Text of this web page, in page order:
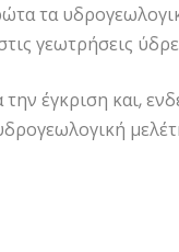
τα
γεωτρήσεις
έγκριση και,